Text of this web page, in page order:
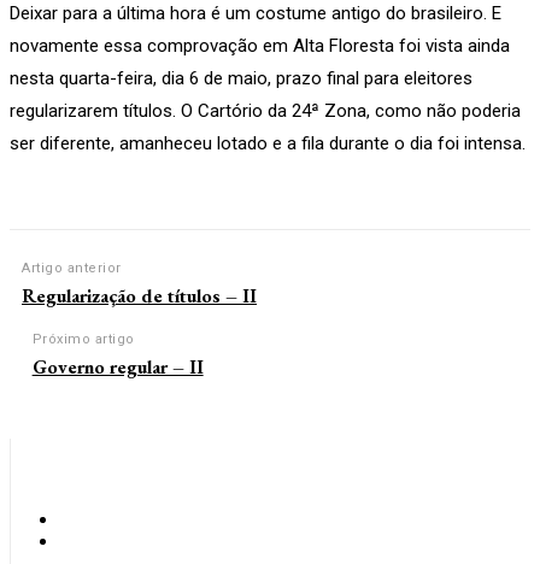
Deixar para a última hora é um costume antigo do brasileiro. E
novamente essa comprovação em Alta Floresta foi vista ainda
nesta quarta-feira, dia 6 de maio, prazo final para eleitores
regularizarem títulos. O Cartório da 24ª Zona, como não poderia
ser diferente, amanheceu lotado e a fila durante o dia foi intensa.
Artigo anterior
Regularização de títulos – II
Próximo artigo
Governo regular – II